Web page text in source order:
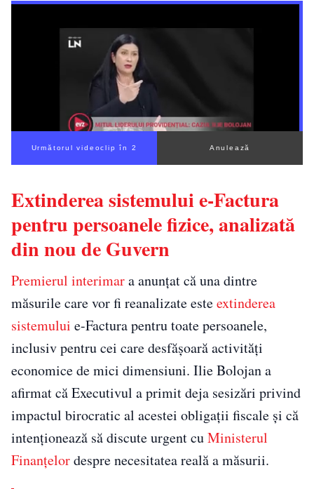
Următorul videoclip în 1 Anulează
Extinderea sistemului e-Factura
pentru persoanele fizice, analizată
din nou de Guvern
Premierul interimara anunțat că una dintre
măsurile care vor fi reanalizate esteextinderea
sistemului e-Factura pentru toate persoanele,
inclusiv pentru cei care desfășoară activități
economice de mici dimensiuni. Ilie Bolojan a
afirmat că Executivul a primit deja sesizări privind
impactul birocratic al acestei obligații fiscale și că
intenționează să discute urgent cuMinisterul
Finanțelordespre necesitatea reală a măsurii.